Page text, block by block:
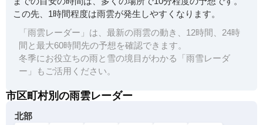
この先、1時間程度は雨雲が発生しやすくなります。
「雨雲レーダー」は、最新の雨雲の動き、12時間、24時
間と最大60時間先の予想を確認できます。
冬季にお役立ちの雨と雪の境目がわかる「雨雪レーダ
ー」もご活用ください。
市区町村別の雨雲レーダー
北部